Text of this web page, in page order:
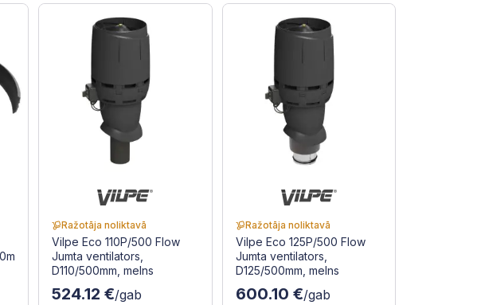
Ražotāja noliktavā
Vilpe Eco 110P/500 Flow
Jumta ventilators,
D110/500mm, melns
524.12 €/gab
Ražotāja noliktavā
Vilpe Eco 125P/500 Flow
Jumta ventilators,
D125/500mm, melns
600.10 €/gab